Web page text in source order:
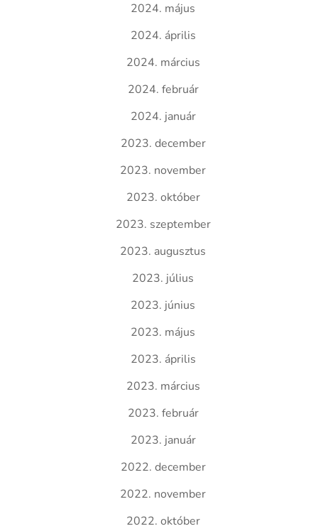
2024. május
2024. április
2024. március
2024. február
2024. január
2023. december
2023. november
2023. október
2023. szeptember
2023. augusztus
2023. július
2023. június
2023. május
2023. április
2023. március
2023. február
2023. január
2022. december
2022. november
2022. október